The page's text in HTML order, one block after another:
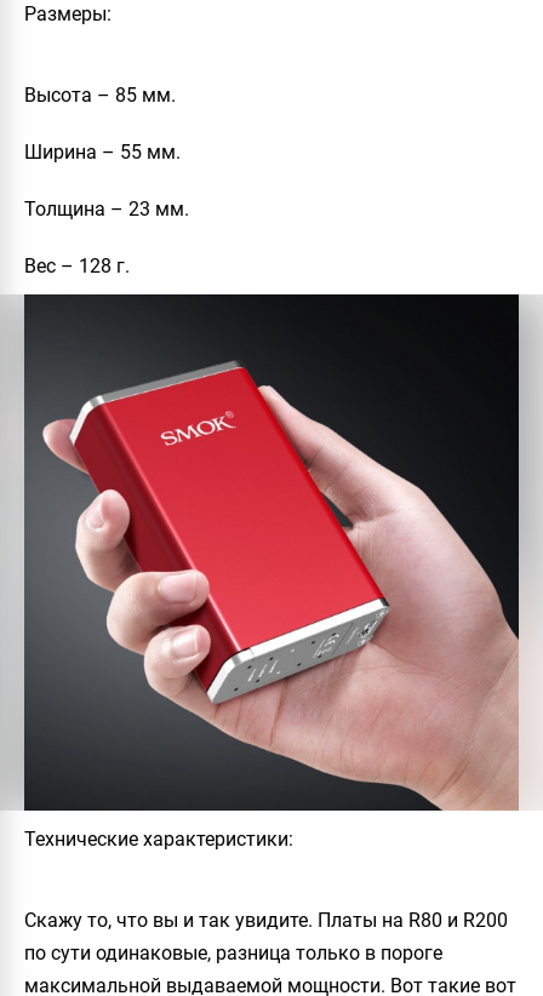
Размеры:
Высота – 85 мм.
Ширина – 55 мм.
Толщина – 23 мм.
Вес – 128 г.
Технические характеристики:
Скажу то, что вы и так увидите. Платы на R80 и R200
по сути одинаковые, разница только в пороге
максимальной выдаваемой мощности. Вот такие вот